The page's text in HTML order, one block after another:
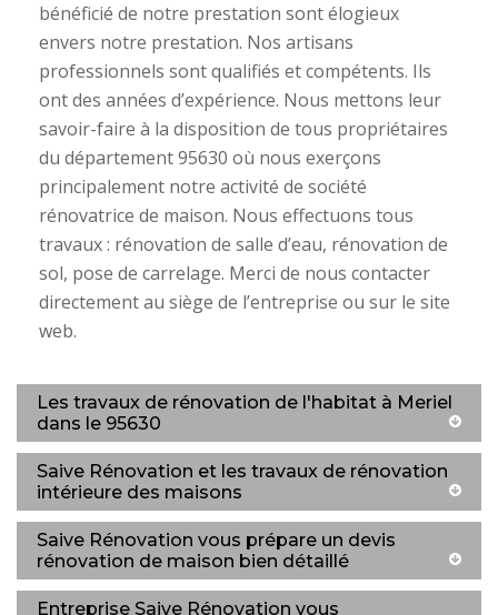
bénéficié de notre prestation sont élogieux
envers notre prestation. Nos artisans
professionnels sont qualifiés et compétents. Ils
ont des années d’expérience. Nous mettons leur
savoir-faire à la disposition de tous propriétaires
du département 95630 où nous exerçons
principalement notre activité de société
rénovatrice de maison. Nous effectuons tous
travaux : rénovation de salle d’eau, rénovation de
sol, pose de carrelage. Merci de nous contacter
directement au siège de l’entreprise ou sur le site
web.
Les travaux de rénovation de l'habitat à Meriel
dans le 95630
Saive Rénovation et les travaux de rénovation
intérieure des maisons
Saive Rénovation vous prépare un devis
rénovation de maison bien détaillé
Entreprise Saive Rénovation vous